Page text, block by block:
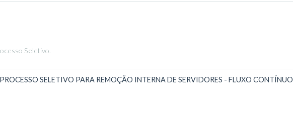
Seletivo.
SELETIVO PARA REMOÇÃO INTERNA DE SERVIDORES - FLUXO CONTÍNUO